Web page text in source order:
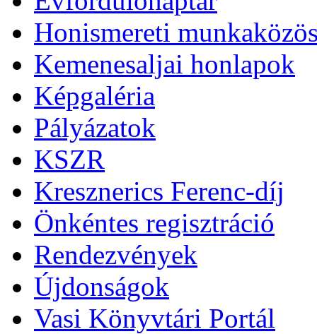
Honismereti
Kemenesaljai honlapok
Képgaléria
Pályázatok
KSZR
Kresznerics Ferenc-díj
Önkéntes regisztráció
Rendezvények
Újdonságok
Vasi Könyvtári Portál